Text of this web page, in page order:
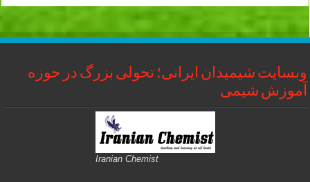
وبسایت شیمیدان ایرانی؛ تحولی بزرگ در حوزه
آموزش شیمی
Iranian Chemist